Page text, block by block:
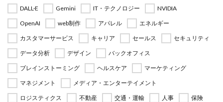
DALL·E Gemini IT・テクノロジー
NVIDIA
OpenAI
web制作 アパレル
エネルギー
カスタマーサービス
キャリア セールス
セキュリティ
データ分析
デザイン
バックオフィス
ブレインストーミング
ヘルスケア
マーケティング
マネジメント
メディア・エンターテイメント
ロジスティクス
不動産 交通・運輸 人事
保険